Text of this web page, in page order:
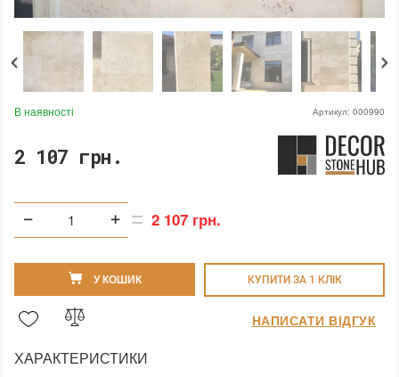
Артикул: 000990
В наявності
2 107 грн.
2 107 грн.
У КОШИК КУПИТИ ЗА 1 КЛIК
ХАРАКТЕРИСТИКИ
НАПИСАТИ ВІДГУК